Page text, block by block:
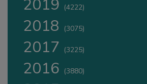
2019 (4222)
2018 (3075)
2017 (3225)
2016 (3880)